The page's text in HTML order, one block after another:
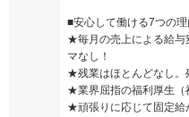
■安心して働ける7つの
★毎月の売上による給与
マなし！
★残業はほとんどなし。
★業界屈指の福利厚生（
★頑張りに応じて固定給